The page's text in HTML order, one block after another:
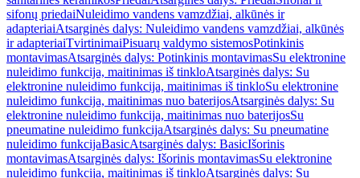
sifonų priedaiNuleidimo vandens vamzdžiai, alkūnės ir
adapteriaiAtsarginės dalys: Nuleidimo vandens vamzdžiai, alkūnės
ir adapteriaiTvirtinimaiPisuarų valdymo sistemosPotinkinis
montavimasAtsarginės dalys: Potinkinis montavimasSu elektronine
nuleidimo funkcija, maitinimas iš tinkloAtsarginės dalys: Su
elektronine nuleidimo funkcija, maitinimas iš tinkloSu elektronine
nuleidimo funkcija, maitinimas nuo baterijosAtsarginės dalys: Su
elektronine nuleidimo funkcija, maitinimas nuo baterijosSu
pneumatine nuleidimo funkcijaAtsarginės dalys: Su pneumatine
nuleidimo funkcijaBasicAtsarginės dalys: BasicIšorinis
montavimasAtsarginės dalys: Išorinis montavimasSu elektronine
nuleidimo funkcija, maitinimas iš tinkloAtsarginės dalys: Su